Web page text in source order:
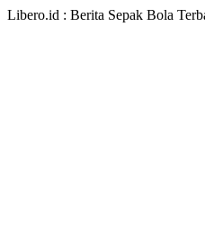
Libero.id : Berita Sepak Bola